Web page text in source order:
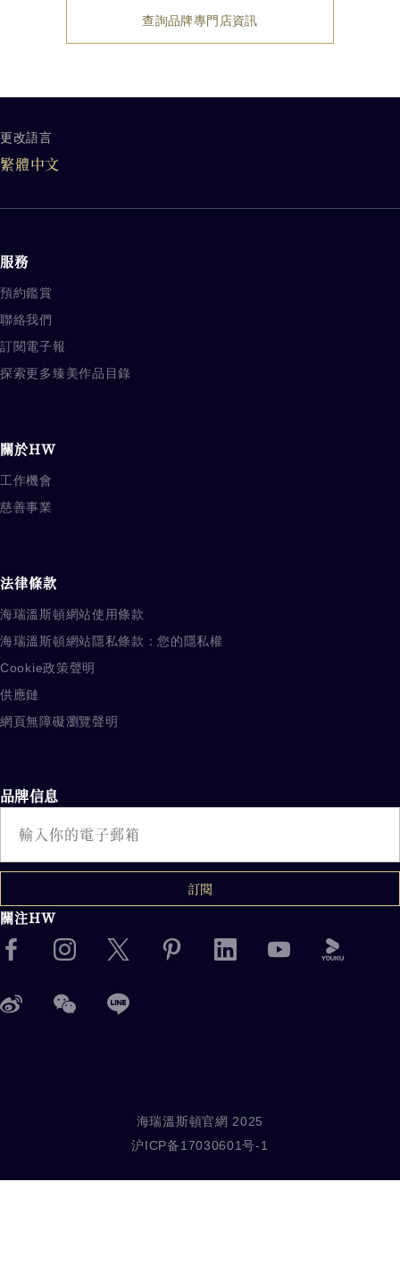
查詢品牌專門店資訊
牌其他相關内容
更改語言
繁體中文
服務
預約鑑賞
聯絡我們
訂閱電子報
探索更多臻美作品目錄
關於HW
工作機會
慈善事業
法律條款
海瑞溫斯頓網站使用條款
海瑞溫斯頓網站隱私條款：您的隱私權
Cookie政策聲明
供應鏈
網頁無障礙瀏覽聲明
品牌信息
訂閱
關注HW
海瑞溫斯頓官網 2025
沪ICP备17030601号-1